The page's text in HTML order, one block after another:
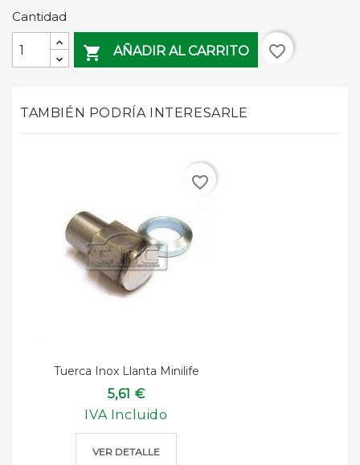
Cantidad
 AÑADIR AL CARRITO favorite_border
TAMBIÉN PODRÍA INTERESARLE
Tuerca Inox Llanta Minilife
5,61 €
IVA Incluido
VER DETALLE
favorite_border